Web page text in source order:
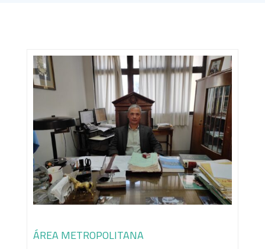
ÁREA METROPOLITANA